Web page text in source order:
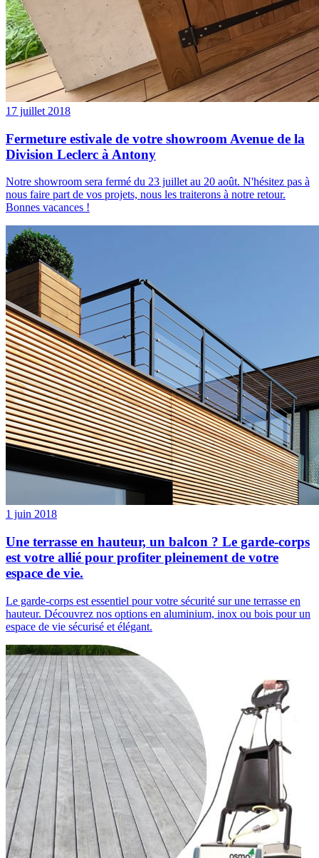
17 juillet 2018
Fermeture estivale de votre showroom Avenue de la
Division Leclerc à Antony
Notre showroom sera fermé du 23 juillet au 20 août. N'hésitez pas à
nous faire part de vos projets, nous les traiterons à notre retour.
Bonnes vacances !
1 juin 2018
Une terrasse en hauteur, un balcon ? Le garde-corps
est votre allié pour profiter pleinement de votre
espace de vie.
Le garde-corps est essentiel pour votre sécurité sur une terrasse en
hauteur. Découvrez nos options en aluminium, inox ou bois pour un
espace de vie sécurisé et élégant.